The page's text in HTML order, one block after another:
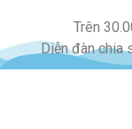
Trên
Diễn đàn chia